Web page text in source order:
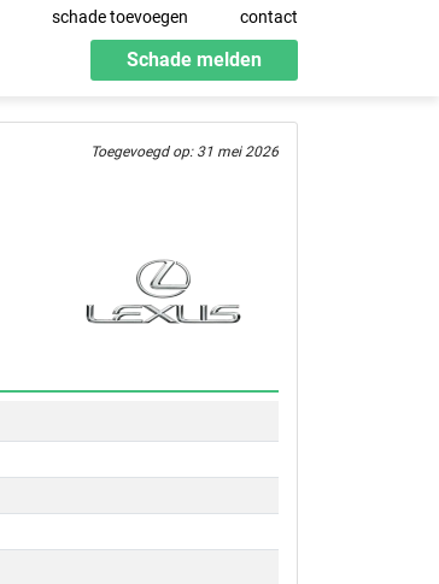
schade toevoegen contact
Schade melden
Toegevoegd op: 31 mei 2026